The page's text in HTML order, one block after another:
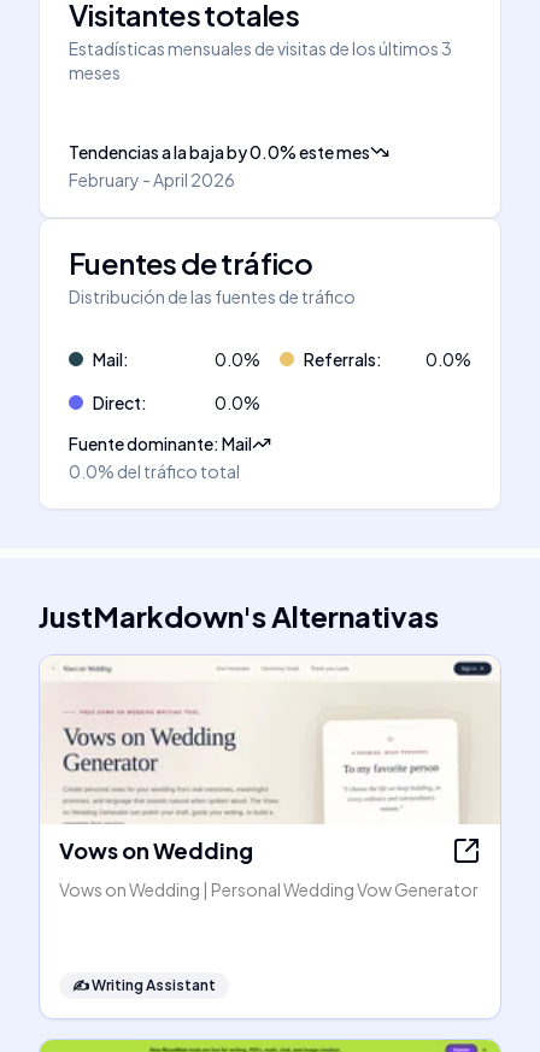
Visitantes totales
Estadísticas mensuales de visitas de los últimos 3
meses
Tendencias a la bajaby0.0%este mes
February - April 2026
Fuentes de tráfico
Distribución de las fuentes de tráfico
Mail: 0.0% Referrals: 0.0%
Direct: 0.0%
Fuente dominante:Mail
0.0% del tráfico total
JustMarkdown'sAlternativas
Vows on Wedding
Vows on Wedding | Personal Wedding Vow Generator
✍️Writing Assistant